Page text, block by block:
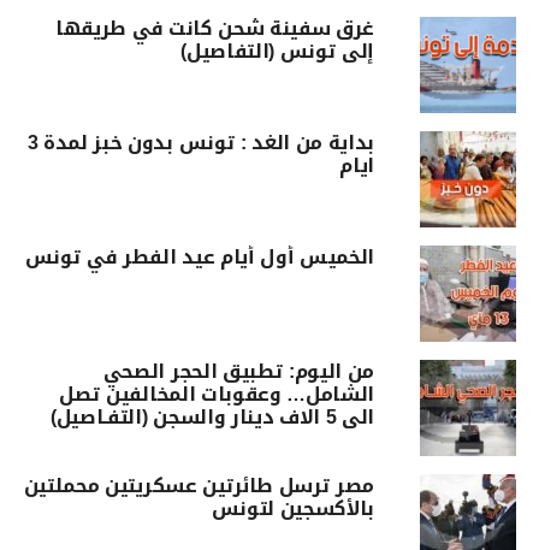
غرق سفينة شحن كانت في طريقها
إلى تونس (التفاصيل)
بداية من الغد : تونس بدون خبز لمدة 3
ايام
الخميس أول أيام عيد الفطر في تونس
من اليوم: تطبيق الحجر الصحي
الشامل… وعقوبات المخالفين تصل
الى 5 الاف دينار والسجن (التفـاصيل)
مصر ترسل طائرتين عسكريتين محملتين
بالأكسجين لتونس